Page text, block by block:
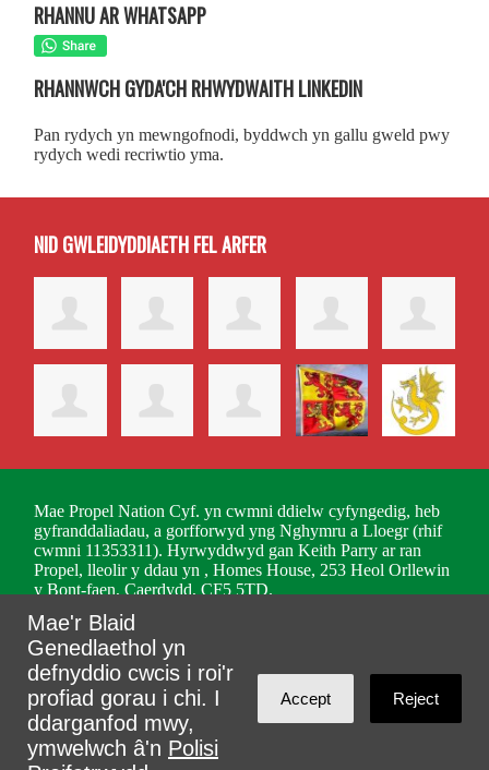
RHANNU AR WHATSAPP
RHANNWCH GYDA'CH RHWYDWAITH LINKEDIN
Pan rydych yn mewngofnodi, byddwch yn gallu gweld pwy
rydych wedi recriwtio yma.
NID GWLEIDYDDIAETH FEL ARFER
Mae Propel Nation Cyf. yn cwmni ddielw cyfyngedig, heb
gyfranddaliadau, a gorfforwyd yng Nghymru a Lloegr (rhif
cwmni 11353311). Hyrwyddwyd gan Keith Parry ar ran
Propel, lleolir y ddau yn , Homes House, 253 Heol Orllewin
y Bont-faen, Caerdydd, CF5 5TD.
Mewngofnodi gyda
Wedi'i greu gyda
NationBuilder
Mae'r Blaid
Genedlaethol yn
defnyddio cwcis i roi'r
profiad gorau i chi. I
ddarganfod mwy,
ymwelwch â'n Polisi
Accept Reject